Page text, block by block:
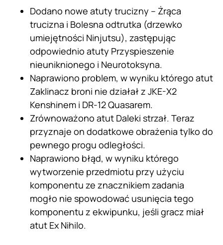
Dodano nowe atuty trucizny – Żrąca
trucizna i Bolesna odtrutka (drzewko
umiejętności Ninjutsu), zastępując
odpowiednio atuty Przyspieszenie
nieuniknionego i Neurotoksyna.
Naprawiono problem, w wyniku którego atut
Zaklinacz broni nie działał z JKE-X2
Kenshinem i DR-12 Quasarem.
Zrównoważono atut Daleki strzał. Teraz
przyznaje on dodatkowe obrażenia tylko do
pewnego progu odległości.
Naprawiono błąd, w wyniku którego
wytworzenie przedmiotu przy użyciu
komponentu ze znacznikiem zadania
mogło nie spowodować usunięcia tego
komponentu z ekwipunku, jeśli gracz miał
atut Ex Nihilo.